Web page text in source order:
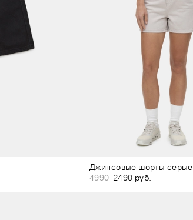
Джинсовые шорты серые
4990 2490 руб.